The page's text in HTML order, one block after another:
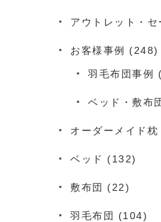
アウトレット・セ
お客様事例 (248)
羽毛布団事例
ベッド・敷布
オーダーメイド枕
ベッド (132)
敷布団 (22)
羽毛布団 (104)